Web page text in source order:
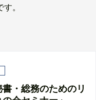
。
・総務のためのリ